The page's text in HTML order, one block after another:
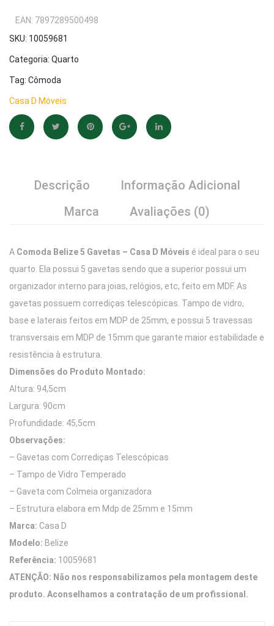
SKU: 10059681
Categoria: Quarto
Tag: Cômoda
Casa D Móveis
EAN: 7897289500498
Descrição
Informação Adicional
Marca
Avaliações (0)
A Comoda Belize 5 Gavetas – Casa D Móveis é ideal para o seu
quarto. Ela possui 5 gavetas sendo que a superior possui um
organizador interno para joias, relógios, etc, feito em MDF. As
gavetas possuem corrediças telescópicas. Tampo de vidro,
base e laterais feitos em MDP de 25mm, e possui 5 travessas
transversais em MDP de 15mm que garante maior estabilidade e
resistência à estrutura.
Dimensões do Produto Montado:
Altura: 94,5cm
Largura: 90cm
Profundidade: 45,5cm
Observações:
– Gavetas com Corrediças Telescópicas
– Tampo de Vidro Temperado
– Gaveta com Colmeia organizadora
– Estrutura elabora em Mdp de 25mm e 15mm
Marca: Casa D
Modelo: Belize
Referência: 10059681
ATENÇÃO: Não nos responsabilizamos pela montagem deste
produto. Aconselhamos a contratação de um profissional.